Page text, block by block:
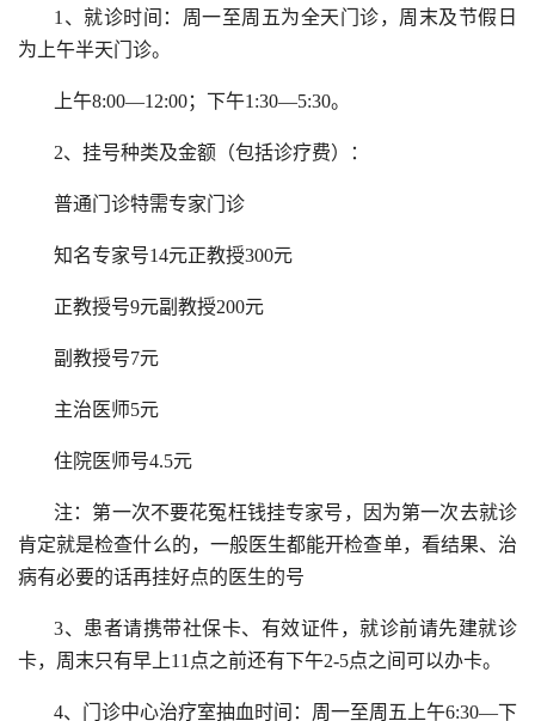
1、就诊时间：周一至周五为全天门诊，周末及节假日
为上午半天门诊。
上午8:00—12:00；下午1:30—5:30。
2、挂号种类及金额（包括诊疗费）：
普通门诊特需专家门诊
知名专家号14元正教授300元
正教授号9元副教授200元
副教授号7元
主治医师5元
住院医师号4.5元
注：第一次不要花冤枉钱挂专家号，因为第一次去就诊
肯定就是检查什么的，一般医生都能开检查单，看结果、治
病有必要的话再挂好点的医生的号
3、患者请携带社保卡、有效证件，就诊前请先建就诊
卡，周末只有早上11点之前还有下午2-5点之间可以办卡。
4、门诊中心治疗室抽血时间：周一至周五上午6:30—下